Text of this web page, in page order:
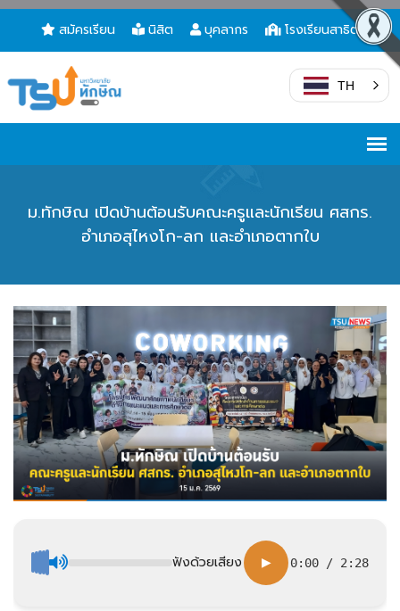
สมัครเรียน นิสิต บุคลากร โรงเรียนสาธิต
TH
ม.ทักษิณ เปิดบ้านต้อนรับคณะครูและนักเรียน ศสกร.
อำเภอสุไหงโก-ลก และอำเภอตากใบ
ฟังด้วยเสียง ▶ 0:00 / 2:28